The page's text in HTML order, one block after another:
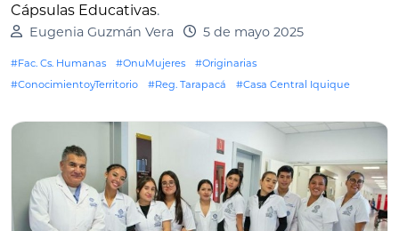
Cápsulas Educativas.
Eugenia Guzmán Vera 5 de mayo 2025
#Fac. Cs. Humanas #OnuMujeres
#Originarias
#ConocimientoyTerritorio
#Reg. Tarapacá #Casa Central Iquique